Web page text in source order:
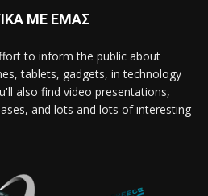
ΜΕ ΕΜΑΣ
to inform the public about
tablets, gadgets, in technology
also find video presentations,
and lots and lots of interesting